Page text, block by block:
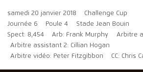
samedi 20 janvier 2018
Challenge Cup
Journée 6
Poule 4
Stade Jean Bouin
Spect: 8,454
Arb: Frank Murphy
Arbitre
Arbitre assistant 2: Cillian Hogan
Arbitre vidéo: Peter Fitzgibbon
CC: Chris